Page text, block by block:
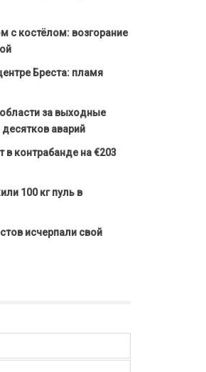
с костёлом: возгорание
Бреста: пламя
за выходные
аварий
в контрабанде на €203
100 кг пуль в
исчерпали свой